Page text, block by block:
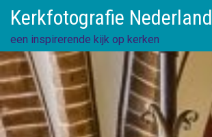
content
Kerkfotografie Nederland
een inspirerende kijk op kerken